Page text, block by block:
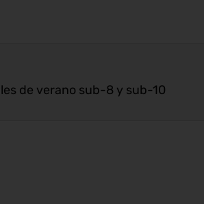
de verano sub-8 y sub-10